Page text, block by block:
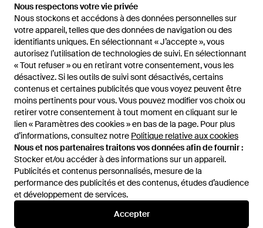
Nous respectons votre vie privée
Nous stockons et accédons à des données personnelles sur
votre appareil, telles que des données de navigation ou des
identifiants uniques. En sélectionnant « J’accepte », vous
autorisez l’utilisation de technologies de suivi. En sélectionnant
« Tout refuser » ou en retirant votre consentement, vous les
désactivez. Si les outils de suivi sont désactivés, certains
contenus et certaines publicités que vous voyez peuvent être
moins pertinents pour vous. Vous pouvez modifier vos choix ou
retirer votre consentement à tout moment en cliquant sur le
lien « Paramètres des cookies » en bas de la page. Pour plus
d’informations, consultez notre Politique relative aux cookies
Nous et nos partenaires traitons vos données afin de fournir :
Stocker et/ou accéder à des informations sur un appareil.
Publicités et contenus personnalisés, mesure de la
performance des publicités et des contenus, études d’audience
et développement de services.
Accepter
Nous respectons votre vie privée
Nous stockons et accédons à des données personnelles sur
votre appareil, telles que des données de navigation ou des
identifiants uniques. En sélectionnant « J’accepte », vous
autorisez l’utilisation de technologies de suivi. En sélectionnant
« Tout refuser » ou en retirant votre consentement, vous les
désactivez. Si les outils de suivi sont désactivés, certains
contenus et certaines publicités que vous voyez peuvent être
moins pertinents pour vous. Vous pouvez modifier vos choix ou
retirer votre consentement à tout moment en cliquant sur le
lien « Paramètres des cookies » en bas de la page. Pour plus
d’informations, consultez notre Politique relative aux cookies
Nous et nos partenaires traitons vos données afin de fournir :
Stocker et/ou accéder à des informations sur un appareil.
Publicités et contenus personnalisés, mesure de la
performance des publicités et des contenus, études d’audience
et développement de services.
Accepter
24 €
Caractere
Robe longue - Jaune
De YOOX
ÉPUISÉ
International